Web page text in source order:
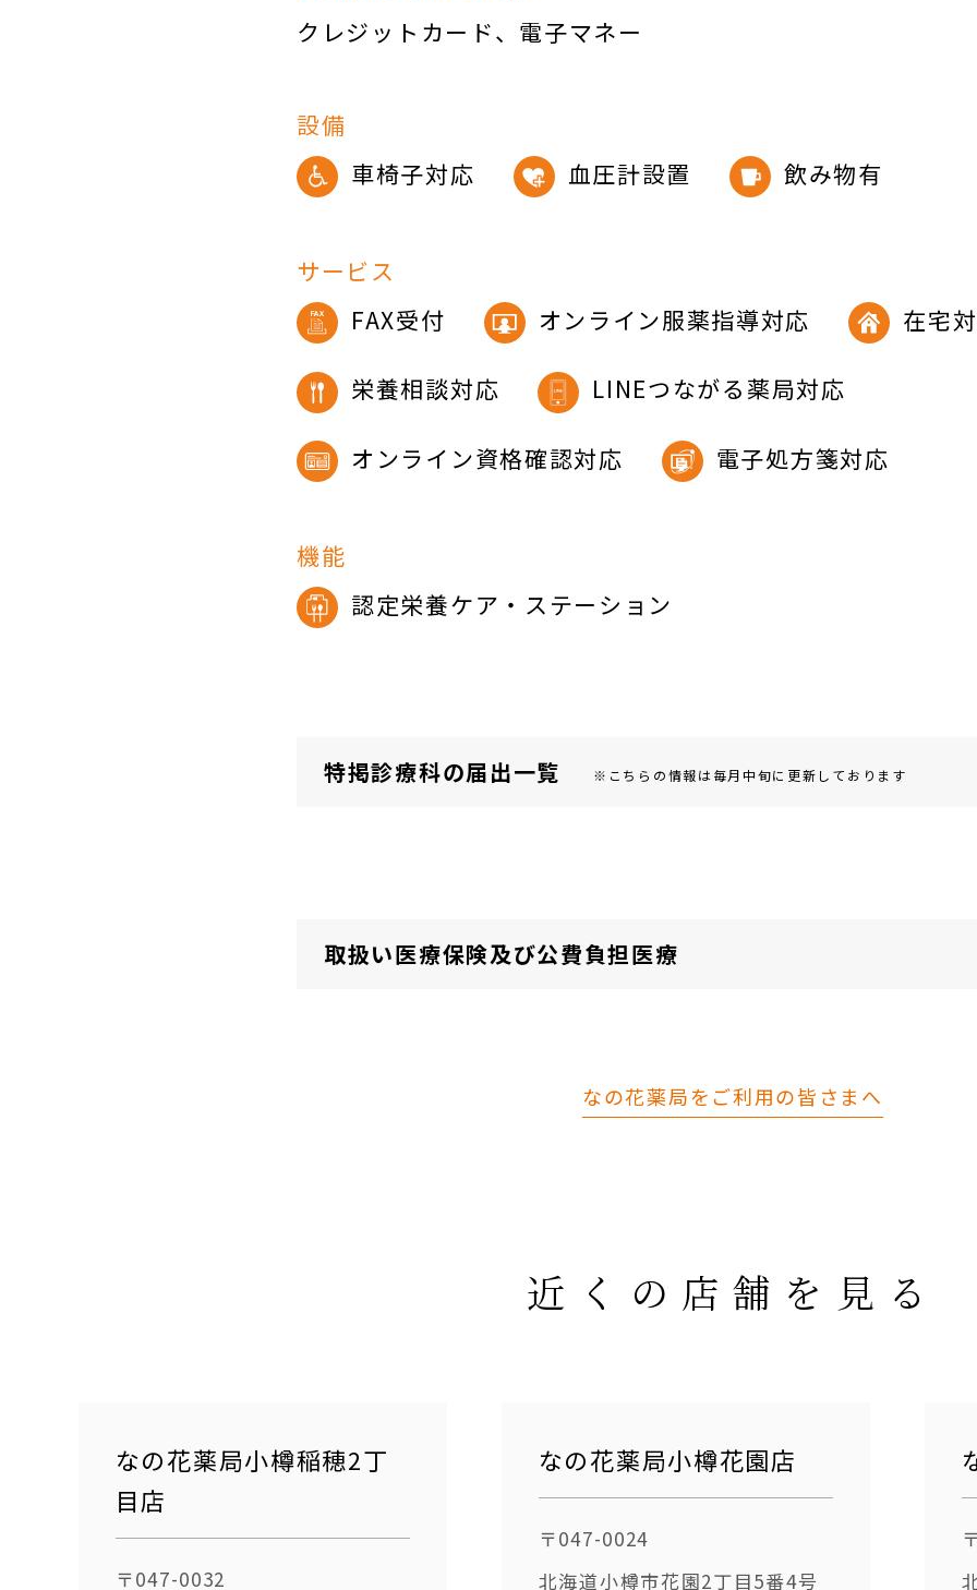
クレジットカード
電子マネー
設備
車椅子対応
血圧計設置 飲み物有
サービス
FAX受付
オンライン服薬指導対応 在宅
栄養相談対応 LINEつながる薬局対応
オンライン資格確認対応 電子処方箋対応
機能
認定栄養ケア・ステーション
特掲診療科の届出⼀覧 ※こちらの情報は毎月中旬に更新しております
取扱い医療保険及び公費負担医療
なの花薬局をご利用の皆さまへ
近くの店舗を見る
なの花薬局小樽稲穂2丁
目店
〒047-0032
なの花薬局小樽花園店
〒047-0024
北海道小樽市花園2丁目5番4号